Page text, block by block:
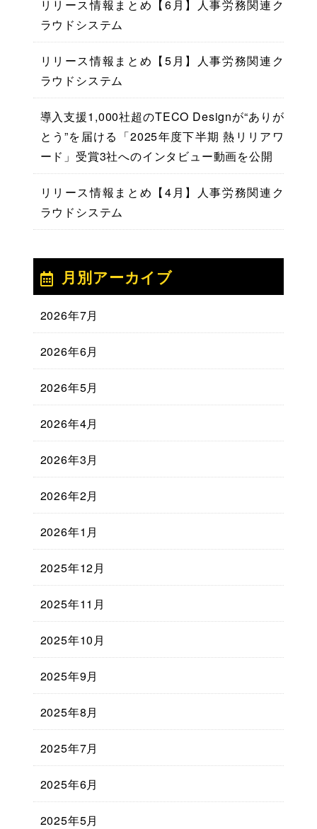
リリース情報まとめ【6月】人事労務関連ク
ラウドシステム
リリース情報まとめ【5月】人事労務関連ク
ラウドシステム
導入支援1,000社超のTECO Designが“ありが
とう”を届ける「2025年度下半期 熱リリアワ
ード」受賞3社へのインタビュー動画を公開
リリース情報まとめ【4月】人事労務関連ク
ラウドシステム
月別アーカイブ
2026年7月
2026年6月
2026年5月
2026年4月
2026年3月
2026年2月
2026年1月
2025年12月
2025年11月
2025年10月
2025年9月
2025年8月
2025年7月
2025年6月
2025年5月